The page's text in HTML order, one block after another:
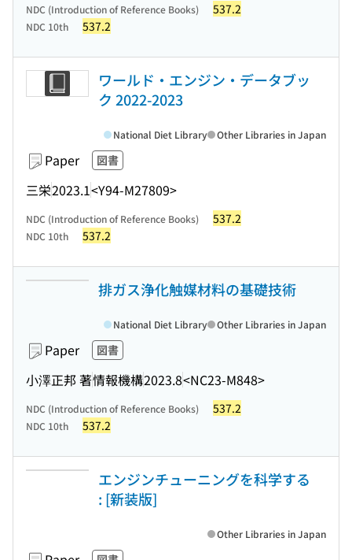
NDC (Introduction of Reference Books) 537.2
NDC 10th 537.2
ワールド・エンジン・データブッ
ク 2022-2023
Paper 図書
三栄2023.1<Y94-M27809>
National Diet Library Other Libraries in Japan
NDC (Introduction of Reference Books) 537.2
NDC 10th 537.2
排ガス浄化触媒材料の基礎技術
Paper 図書
小澤正邦 著情報機構2023.8<NC23-M848>
National Diet Library Other Libraries in Japan
NDC (Introduction of Reference Books) 537.2
NDC 10th 537.2
エンジンチューニングを科学する
: [新装版]
Other Libraries in Japan